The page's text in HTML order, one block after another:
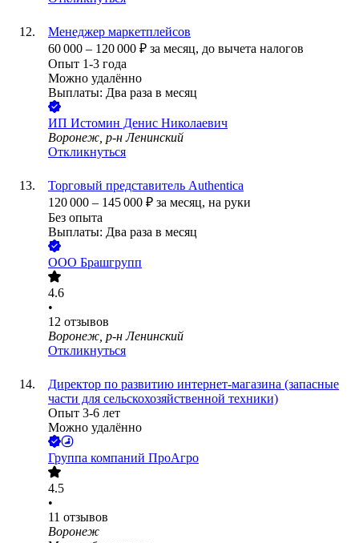
Менеджер маркетплейсов
60 000 – 120 000 ₽ за месяц, до вычета налогов
Опыт 1-3 года
Можно удалённо
Выплаты: Два раза в месяц
ИП Истомин Денис Николаевич
Воронеж, р-н Ленинский
Откликнуться
Торговый представитель Authentica
120 000 – 145 000 ₽ за месяц, на руки
Без опыта
Выплаты: Два раза в месяц
ООО Брашгрупп
4.6
•
12 отзывов
Воронеж, р-н Ленинский
Откликнуться
Директор по развитию интернет-магазина (запасные
части для сельскохозяйственной техники)
Опыт 3-6 лет
Можно удалённо
Группа компаний ПроАгро
4.5
•
11 отзывов
Воронеж